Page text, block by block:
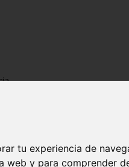
tu experiencia de
y para comprender